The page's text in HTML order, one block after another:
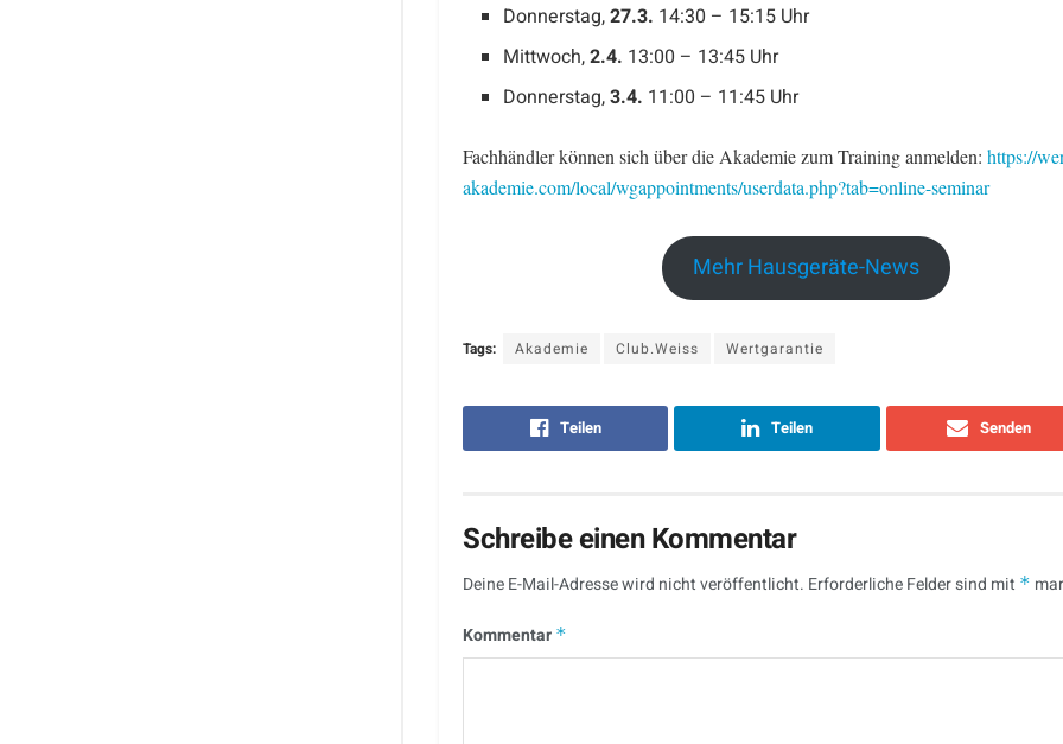
Donnerstag,27.3. 14:30 – 15:15 Uhr
Mittwoch,2.4. 13:00 – 13:45 Uhr
Donnerstag,3.4. 11:00 – 11:45 Uhr
Fachhändler können sich über die Akademie zum Training anmelden: https://
akademie.com/local/wgappointments/userdata.php?tab=online-seminar
Mehr Hausgeräte-News
Tags: Akademie Club.Weiss Wertgarantie
Teilen Teilen Senden
Schreibe einen Kommentar
Deine E-Mail-Adresse wird nicht veröffentlicht. Erforderliche Felder sind mit *
Kommentar *